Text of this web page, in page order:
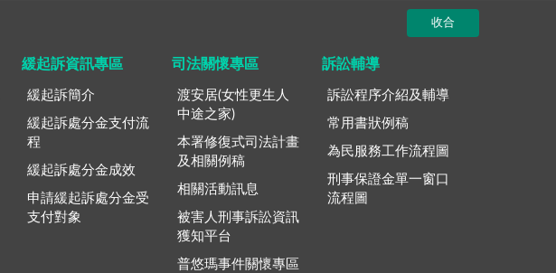
收合
緩起訴資訊專區
緩起訴簡介
緩起訴處分金支付流
程
緩起訴處分金成效
申請緩起訴處分金受
支付對象
司法關懷專區
渡安居(女性更生人
中途之家)
本署修復式司法計畫
及相關例稿
相關活動訊息
被害人刑事訴訟資訊
獲知平台
普悠瑪事件關懷專區
訴訟輔導
訴訟程序介紹及輔導
常用書狀例稿
為民服務工作流程圖
刑事保證金單一窗口
流程圖